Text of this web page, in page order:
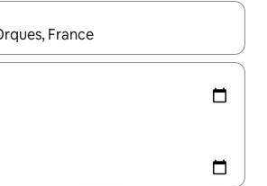
estén disponibles, podrás navegar